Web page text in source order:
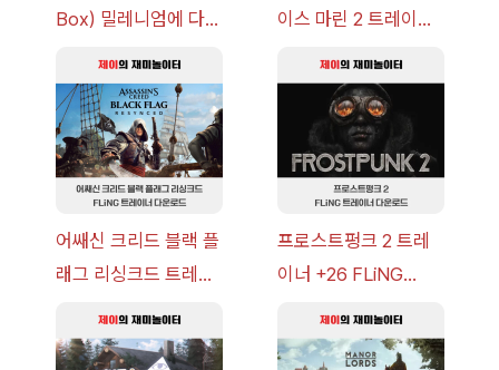
Box) 밀레니엄에 다가
략 [복각] | 블루 아카
이브
이스 마린 2 트레이너
v14.0+] 다운로드
어쌔신 크리드 블랙 플
래그 리싱크드 트레이
v1.0+] 다운로드
프로스트펑크 2 트레
이너 +26 FLiNG
드